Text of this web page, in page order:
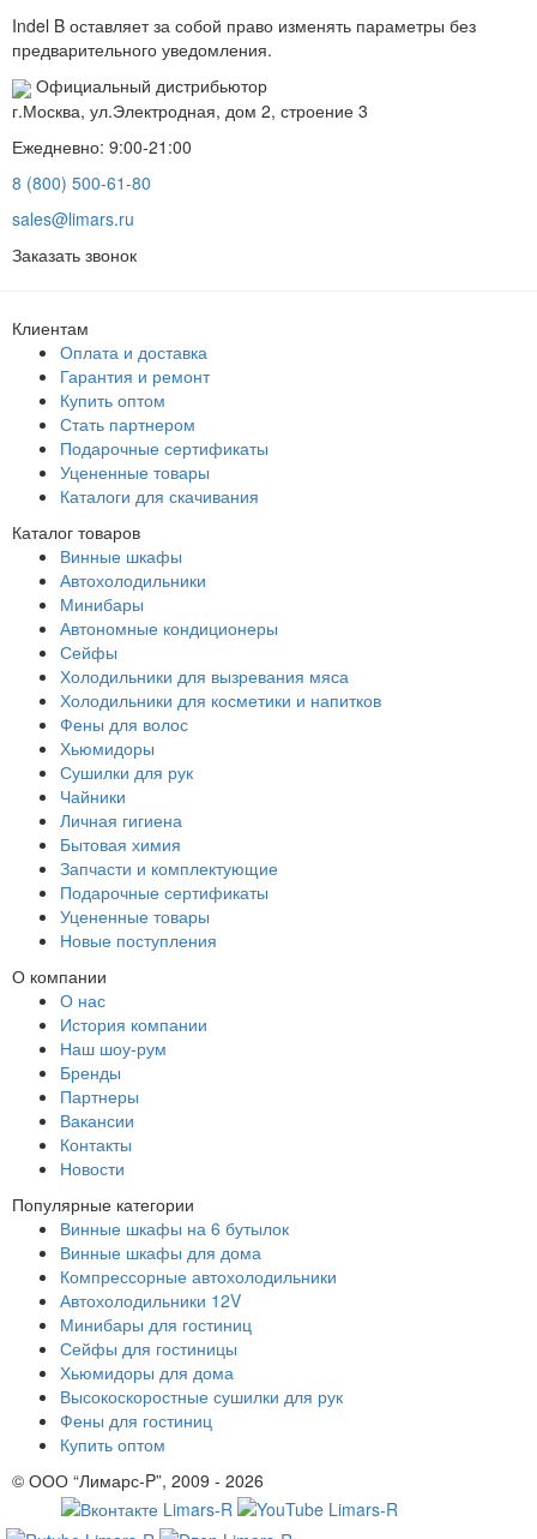
Indel B оставляет за собой право изменять параметры без
предварительного уведомления.
Официальный дистрибьютор
г.Москва, ул.Электродная, дом 2, строение 3
Ежедневно: 9:00-21:00
8 (800) 500-61-80
sales@limars.ru
Заказать звонок
Клиентам
Оплата и доставка
Гарантия и ремонт
Купить оптом
Стать партнером
Подарочные сертификаты
Уцененные товары
Каталоги для скачивания
Каталог товаров
Винные шкафы
Автохолодильники
Минибары
Автономные кондиционеры
Сейфы
Холодильники для вызревания мяса
Холодильники для косметики и напитков
Фены для волос
Хьюмидоры
Сушилки для рук
Чайники
Личная гигиена
Бытовая химия
Запчасти и комплектующие
Подарочные сертификаты
Уцененные товары
Новые поступления
О компании
О нас
История компании
Наш шоу-рум
Бренды
Партнеры
Вакансии
Контакты
Новости
Популярные категории
Винные шкафы на 6 бутылок
Винные шкафы для дома
Компрессорные автохолодильники
Автохолодильники 12V
Минибары для гостиниц
Сейфы для гостиницы
Хьюмидоры для дома
Высокоскоростные сушилки для рук
Фены для гостиниц
Купить оптом
© ООО “Лимарс-P”, 2009 - 2026